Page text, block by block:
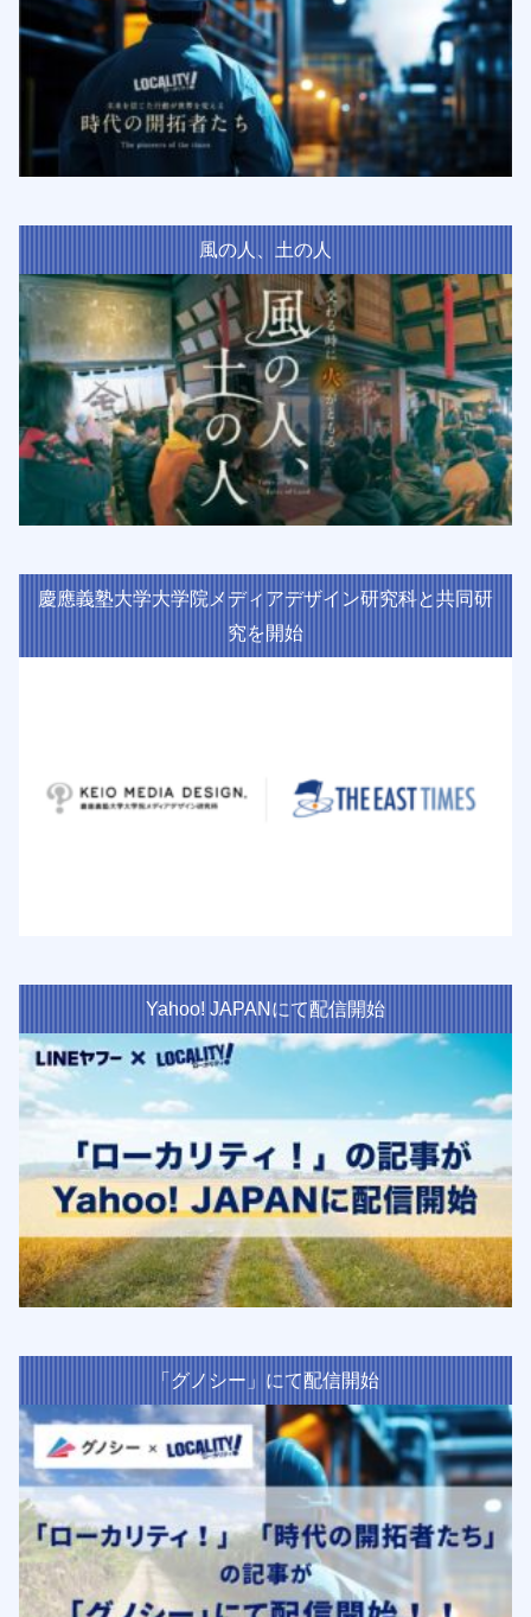
風の人、土の人
慶應義塾大学大学院メディアデザイン研究科と共同研
究を開始
Yahoo! JAPANにて配信開始
「グノシー」にて配信開始